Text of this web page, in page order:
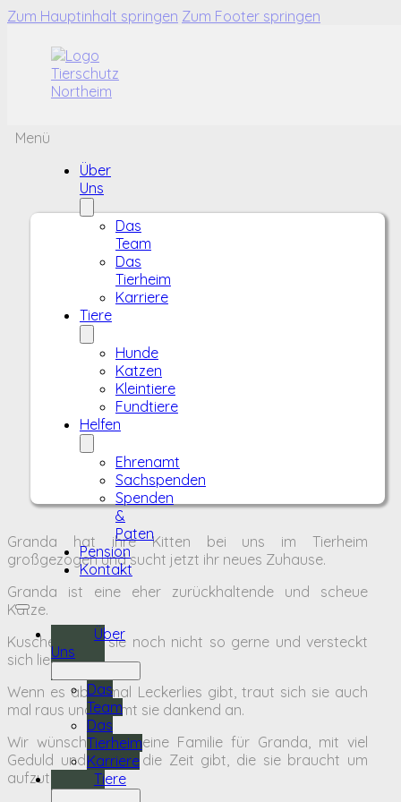
Zum Hauptinhalt springen Zum Footer springen
Menü
Über
Uns
Das
Team
Das
Tierheim
Karriere
Tiere
Hunde
Katzen
Kleintiere
Fundtiere
Helfen
Ehrenamt
Sachspenden
Spenden
&
Paten
Pension
Kontakt
Über
Uns
Das
Team
Das
Tierheim
Karriere
Tiere
Granda hat ihre Kitten bei uns im Tierheim
großgezogen und sucht jetzt ihr neues Zuhause.
Granda ist eine eher zurückhaltende und scheue
Katze.
Kuscheln mag sie noch nicht so gerne und versteckt
sich lieber.
Wenn es aber mal Leckerlies gibt, traut sich sie auch
mal raus und nimmt sie dankend an.
Wir wünschen uns eine Familie für Granda, mit viel
Geduld und die ihr die Zeit gibt, die sie braucht um
aufzutauen.